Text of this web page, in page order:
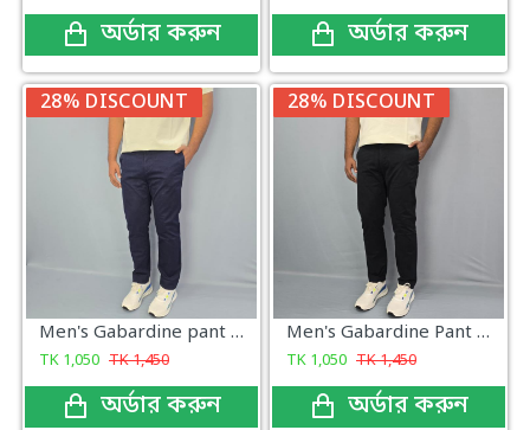
অর্ডার করুন অর্ডার করুন
28% DISCOUNT
Men's Gabardine pant Navy Blue
TK 1,050 TK1,450
অর্ডার করুন
28% DISCOUNT
Men's Gabardine Pant Black
TK 1,050 TK1,450
অর্ডার করুন